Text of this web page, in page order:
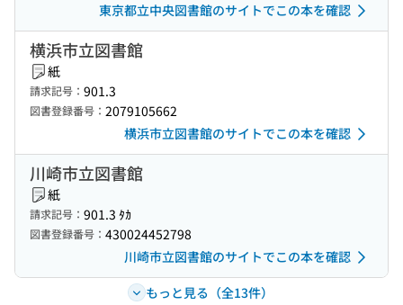
東京都立中央図書館のサイトでこの本を確認
横浜市立図書館
紙
請求記号： 901.3
図書登録番号： 2079105662
横浜市立図書館のサイトでこの本を確認
川崎市立図書館
紙
請求記号： 901.3 ﾀｶ
図書登録番号： 430024452798
川崎市立図書館のサイトでこの本を確認
もっと見る（全13件）